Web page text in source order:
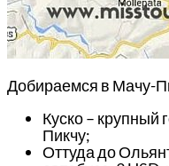
Добираемся в Мачу-
Куско – крупный
Пикчу;
Оттуда до